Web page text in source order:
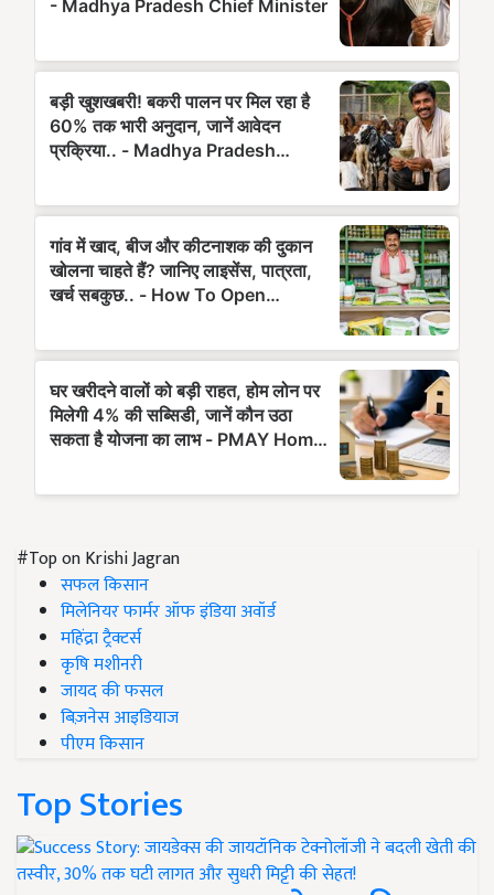
#Top on Krishi Jagran
सफल किसान
मिलेनियर फार्मर ऑफ इंडिया अवॉर्ड
महिंद्रा ट्रैक्टर्स
कृषि मशीनरी
जायद की फसल
बिज़नेस आइडियाज
पीएम किसान
Top Stories